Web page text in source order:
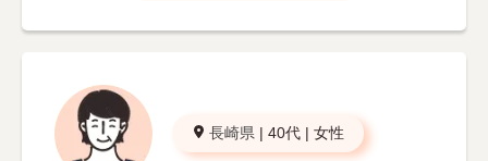
長崎県 | 40代 | 女性